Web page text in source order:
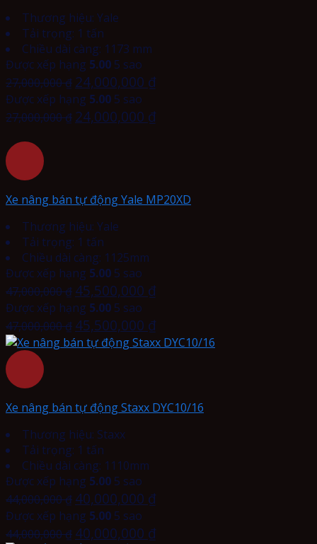
Thương hiệu: Yale
Tải trọng: 1 tấn
Chiều dài càng: 1173 mm
Được xếp hạng 5.00 5 sao
27,000,000₫ 24,000,000 ₫
Được xếp hạng 5.00 5 sao
27,000,000₫ 24,000,000 ₫
Xe nâng bán tự động Yale MP20XD
Thương hiệu: Yale
Tải trọng: 1 tấn
Chiều dài càng: 1125mm
Được xếp hạng 5.00 5 sao
47,000,000₫ 45,500,000 ₫
Được xếp hạng 5.00 5 sao
47,000,000₫ 45,500,000 ₫
Xe nâng bán tự động Staxx DYC10/16
Thương hiệu: Staxx
Tải trọng: 1 tấn
Chiều dài càng: 1110mm
Được xếp hạng 5.00 5 sao
44,000,000₫ 40,000,000 ₫
Được xếp hạng 5.00 5 sao
44,000,000₫ 40,000,000 ₫